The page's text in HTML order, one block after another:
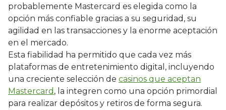
probablemente Mastercard es elegida como la
opción más confiable gracias a su seguridad, su
agilidad en las transacciones y la enorme aceptación
en el mercado.
Esta fiabilidad ha permitido que cada vez más
plataformas de entretenimiento digital, incluyendo
una creciente selección de casinos que aceptan
Mastercard , la integren como una opción primordial
para realizar depósitos y retiros de forma segura.